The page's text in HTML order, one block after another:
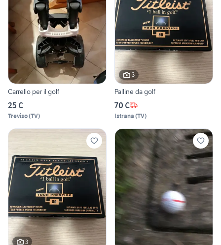
Carrello per il golf
25 €
Treviso(TV)
3
Palline da golf
70 €
Istrana (TV)
3